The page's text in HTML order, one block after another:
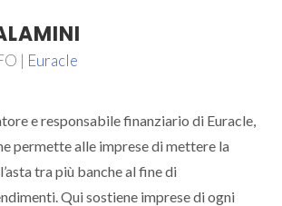
| Euracle
e responsabile finanziario di Euracle,
permette alle imprese di mettere la
tra più banche al fine di
Qui sostiene imprese di ogni